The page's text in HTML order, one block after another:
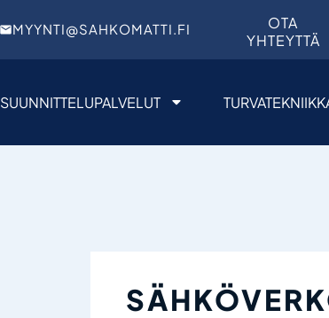
MYYNTI@SAHKOMATTI.FI
OTA
YHTEYTTÄ
SUUNNITTELUPALVELUT